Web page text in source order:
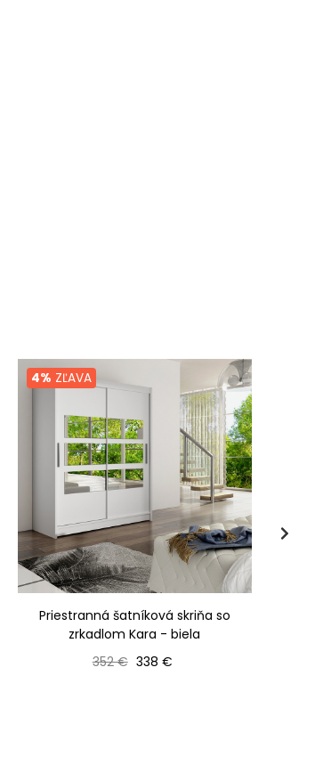
4% ZĽAVA
Priestranná šatníková skriňa so
zrkadlom Kara - biela
Bežná cena
352 € Cena
338 €